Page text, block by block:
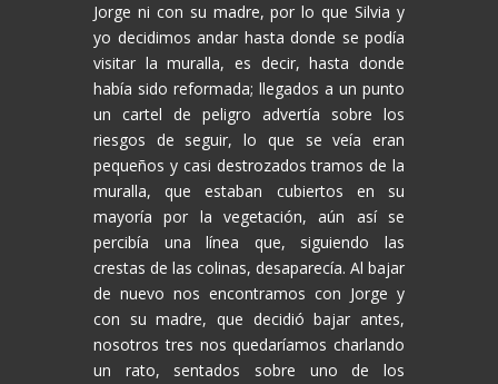
Jorge ni con su madre, por lo que Silvia y
yo decidimos andar hasta donde se podía
visitar la muralla, es decir, hasta donde
había sido reformada; llegados a un punto
un cartel de peligro advertía sobre los
riesgos de seguir, lo que se veía eran
pequeños y casi destrozados tramos de la
muralla, que estaban cubiertos en su
mayoría por la vegetación, aún así se
percibía una línea que, siguiendo las
crestas de las colinas, desaparecía. Al bajar
de nuevo nos encontramos con Jorge y
con su madre, que decidió bajar antes,
nosotros tres nos quedaríamos charlando
un rato, sentados sobre uno de los